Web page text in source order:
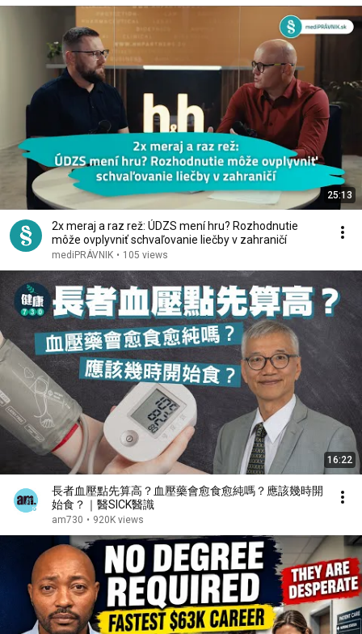
25:13
2x meraj a raz rež: ÚDZS mení hru? Rozhodnutie
môže ovplyvniť schvaľovanie liečby v zahraničí
mediPRÁVNIK • 105 views
16:22
長者血壓點先算高？血壓藥會愈食愈純嗎？應該幾時開
始食？｜醫SICK醫識
am730 • 920K views